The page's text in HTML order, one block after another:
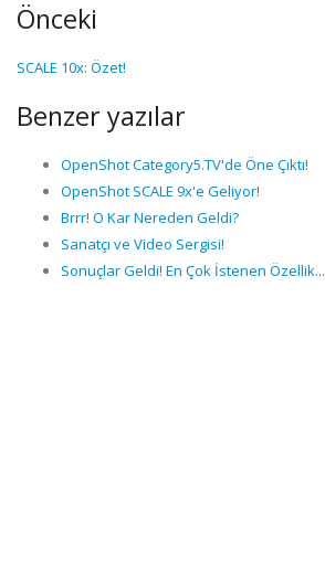
Önceki
SCALE 10x: Özet!
Benzer yazılar
OpenShot Category5.TV'de Öne Çıktı!
OpenShot SCALE 9x'e Geliyor!
Brrr! O Kar Nereden Geldi?
Sanatçı ve Video Sergisi!
Sonuçlar Geldi! En Çok İstenen Özellik...